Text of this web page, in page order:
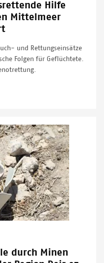
Hilfe
Mittelmeer
und Rettungseinsätze
Folgen für Geflüchtete.
durch Minen